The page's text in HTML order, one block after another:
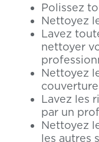
Polissez
Nettoyez
Lavez
nettoyer
Nettoyez
Lavez les
par un
Nettoyez
les autres